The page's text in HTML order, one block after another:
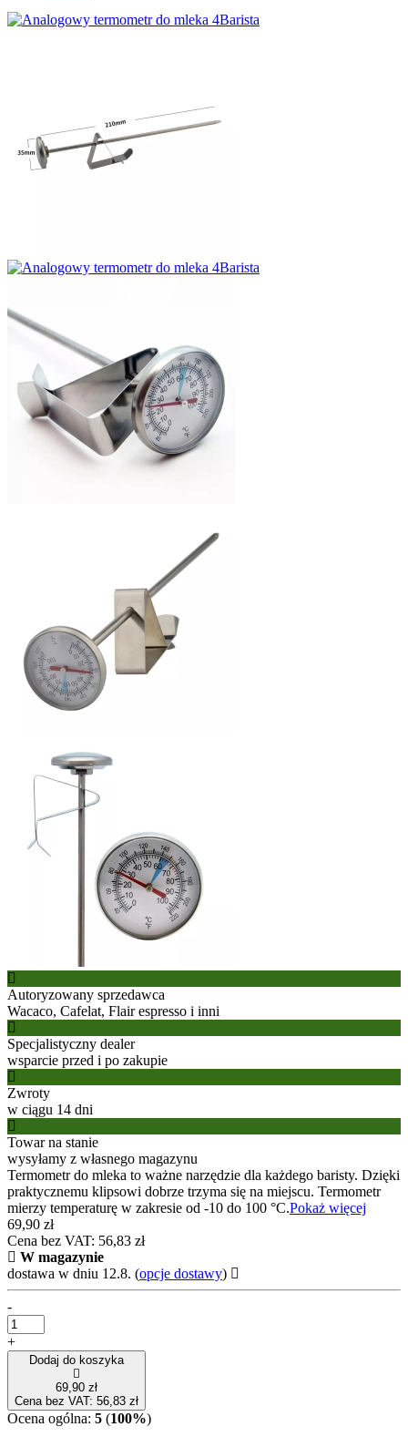
Autoryzowany sprzedawca
Wacaco, Cafelat, Flair espresso i inni
Specjalistyczny dealer
wsparcie przed i po zakupie
Zwroty
w ciągu 14 dni
Towar na stanie
wysyłamy z własnego magazynu
Termometr do mleka to ważne narzędzie dla każdego baristy. Dzięki
praktycznemu klipsowi dobrze trzyma się na miejscu. Termometr
mierzy temperaturę w zakresie od -10 do 100 °C.Pokaż więcej
69,90 zł
Cena bez VAT: 56,83 zł
W magazynie
dostawa w dniu 12.8. (opcje dostawy)
-
+
Dodaj do koszyka
69,90 zł
Cena bez VAT: 56,83 zł
Ocena ogólna: 5 (100%)